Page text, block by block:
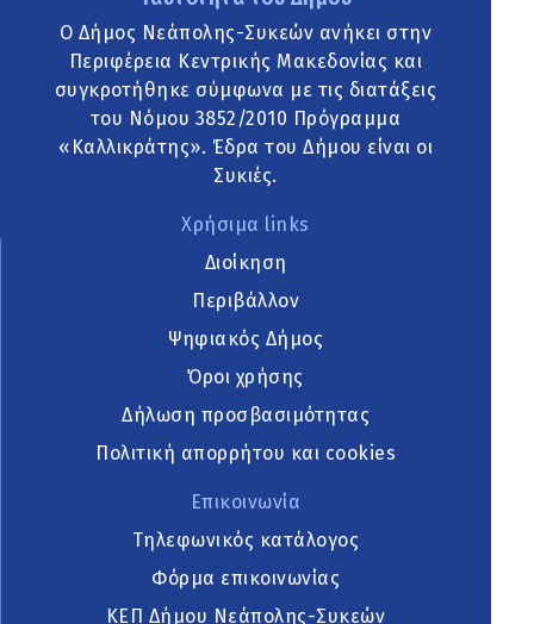
Ο Δήμος Νεάπολης-Συκεών ανήκει στην
Περιφέρεια Κεντρικής Μακεδονίας και
συγκροτήθηκε σύμφωνα με τις διατάξεις
του Νόμου 3852/2010 Πρόγραμμα
«Καλλικράτης». Έδρα του Δήμου είναι οι
Συκιές.
Χρήσιμα links
Διοίκηση
Περιβάλλον
Ψηφιακός Δήμος
Όροι χρήσης
Δήλωση προσβασιμότητας
Πολιτική απορρήτου και cookies
Επικοινωνία
Τηλεφωνικός κατάλογος
Φόρμα επικοινωνίας
ΚΕΠ Δήμου Νεάπολης-Συκεών